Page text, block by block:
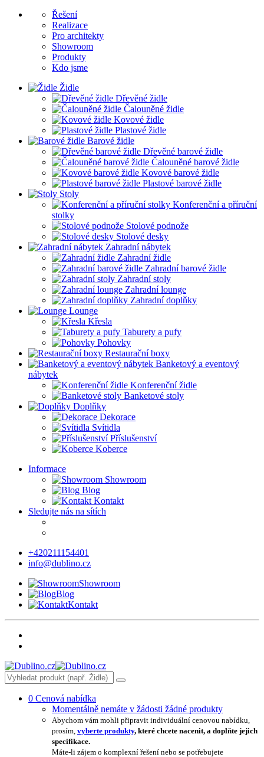
Řešení
Realizace
Pro architekty
Showroom
Produkty
Kdo jsme
Židle
Dřevěné židle
Čalouněné židle
Kovové židle
Plastové židle
Barové židle
Dřevěné barové židle
Čalouněné barové židle
Kovové barové židle
Plastové barové židle
Stoly
Konferenční a příruční
stolky
Stolové podnože
Stolové desky
Zahradní nábytek
Zahradní židle
Zahradní barové židle
Zahradní stoly
Zahradní lounge
Zahradní doplňky
Lounge
Křesla
Taburety a pufy
Pohovky
Restaurační boxy
Banketový a eventový
nábytek
Konferenční židle
Banketové stoly
Doplňky
Dekorace
Svítidla
Příslušenství
Koberce
Informace
Showroom
Blog
Kontakt
Sledujte nás na sítích
+420211154401
info@dublino.cz
Showroom
Blog
Kontakt
0 Cenová nabídka
Momentálně nemáte v žádosti žádné produkty
Abychom vám mohli připravit individuální cenovou nabídku,
prosím, vyberte produkty, které chcete nacenit, a doplňte jejich
specifikace.
Máte-li zájem o komplexní řešení nebo se potřebujete